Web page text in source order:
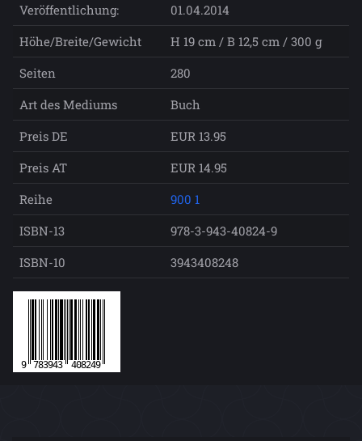
Veröffentlichung:
01.04.2014
Höhe/Breite/Gewicht
H 19 cm / B 12,5 cm / 300 g
Seiten
280
Art des Mediums
Buch
Preis DE
EUR 13.95
Preis AT
EUR 14.95
Reihe
900 1
ISBN-13
978-3-943-40824-9
ISBN-10
3943408248